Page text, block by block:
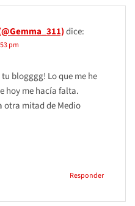
dice:
pm
blogggg! Lo que me he
hoy me hacía falta.
otra mitad de Medio
Responder